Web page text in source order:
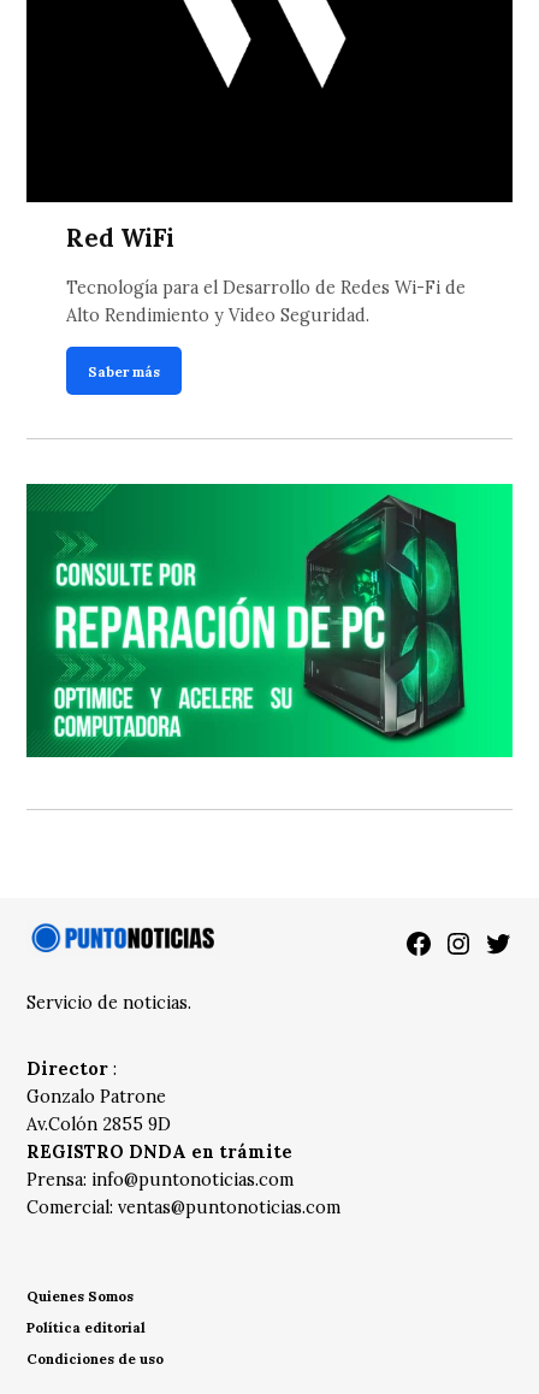
Red WiFi
Tecnología para el Desarrollo de Redes Wi-Fi de
Alto Rendimiento y Video Seguridad.
Saber más
Facebook
Servicio de noticias.
Director :
Gonzalo Patrone
Av.Colón 2855 9D
REGISTRO DNDA en trámite
Prensa: info@puntonoticias.com
Comercial:ventas@puntonoticias.com
Quienes Somos
Política editorial
Condiciones de uso